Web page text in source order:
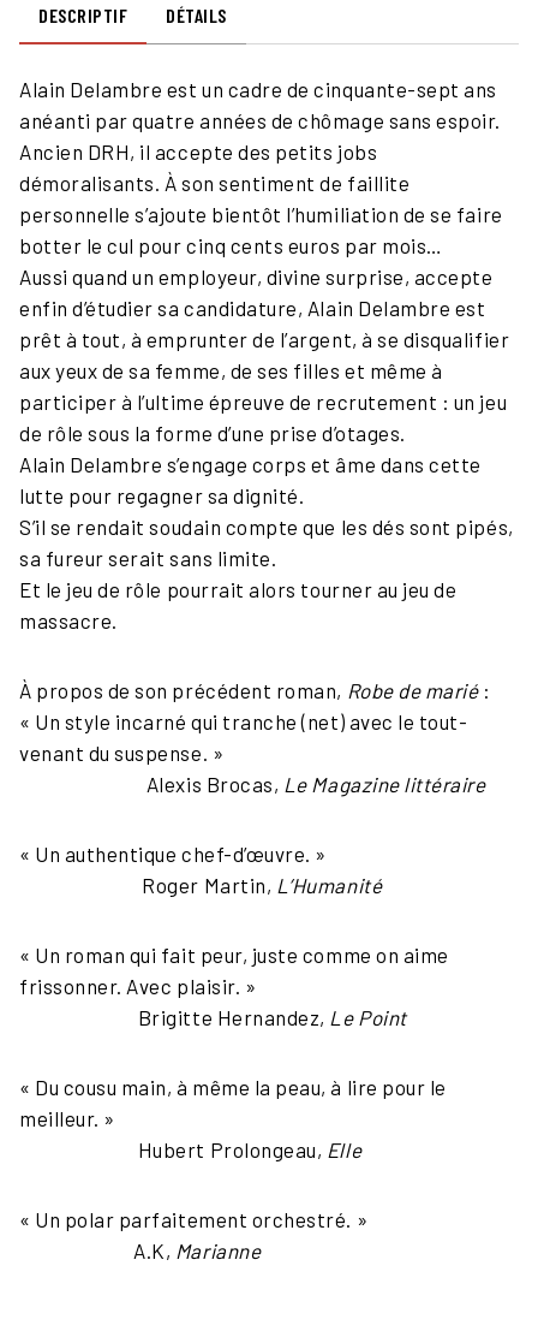
DESCRIPTIF DÉTAILS
Alain Delambre est un cadre de cinquante-sept ans
anéanti par quatre années de chômage sans espoir.
Ancien DRH, il accepte des petits jobs
démoralisants. À son sentiment de faillite
personnelle s’ajoute bientôt l’humiliation de se faire
botter le cul pour cinq cents euros par mois…
Aussi quand un employeur, divine surprise, accepte
enfin d’étudier sa candidature, Alain Delambre est
prêt à tout, à emprunter de l’argent, à se disqualifier
aux yeux de sa femme, de ses filles et même à
participer à l’ultime épreuve de recrutement : un jeu
de rôle sous la forme d’une prise d’otages.
Alain Delambre s’engage corps et âme dans cette
lutte pour regagner sa dignité.
S’il se rendait soudain compte que les dés sont pipés,
sa fureur serait sans limite.
Et le jeu de rôle pourrait alors tourner au jeu de
massacre.
À propos de son précédent roman, Robe de marié:
« Un style incarné qui tranche (net) avec le tout-
venant du suspense. »
Alexis Brocas, Le Magazine littéraire
« Un authentique chef-d’œuvre. »
Roger Martin, L’Humanité
« Un roman qui fait peur, juste comme on aime
frissonner. Avec plaisir. »
Brigitte Hernandez, Le Point
« Du cousu main, à même la peau, à lire pour le
meilleur. »
Hubert Prolongeau, Elle
« Un polar parfaitement orchestré. »
A.K, Marianne